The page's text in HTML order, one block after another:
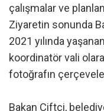
çalışmalar ve
Ziyaretin sonunda
2021 yılında
koordinatör vali
fotoğrafın
Bakan Çiftçi,